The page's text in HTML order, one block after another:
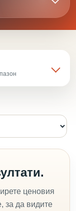
ценовия
за да видите